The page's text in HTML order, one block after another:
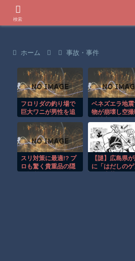
ホーム 事故・事件
フロリダの釣り場で
巨大ワニが男性を追
間！！
ベネズエラ地
物が崩壊し空
る。
スリ対策に最適!? プ
ロも驚く貴重品の隠
【謎】広島県
に「はだしのゲ
検索